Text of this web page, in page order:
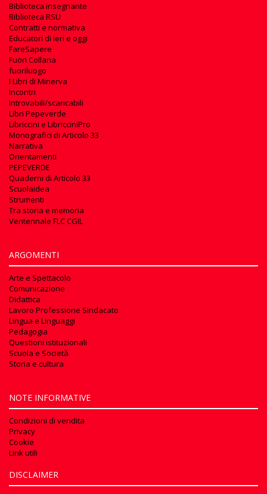
Biblioteca insegnante
Biblioteca RSU
Contratti e normativa
Educatori di ieri e oggi
FareSapere
Fuori Collana
fuoriluogo
I Libri di Minerva
Incontri
Introvabili/scaricabili
Libri Pepeverde
Libriccini e LibricciniPro
Monografici di Articolo 33
Narrativa
Orientamenti
PEPEVERDE
Quaderni di Articolo 33
Scuolaidea
Strumenti
Tra storia e memoria
Ventennale FLC CGIL
ARGOMENTI
Arte e Spettacolo
Comunicazione
Didattica
Lavoro Professione Sindacato
Lingua e Linguaggi
Pedagogia
Questioni istituzionali
Scuola e Società
Storia e cultura
NOTE INFORMATIVE
Condizioni di vendita
Privacy
Cookie
Link utili
DISCLAIMER